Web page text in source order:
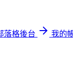
落格後台
我的